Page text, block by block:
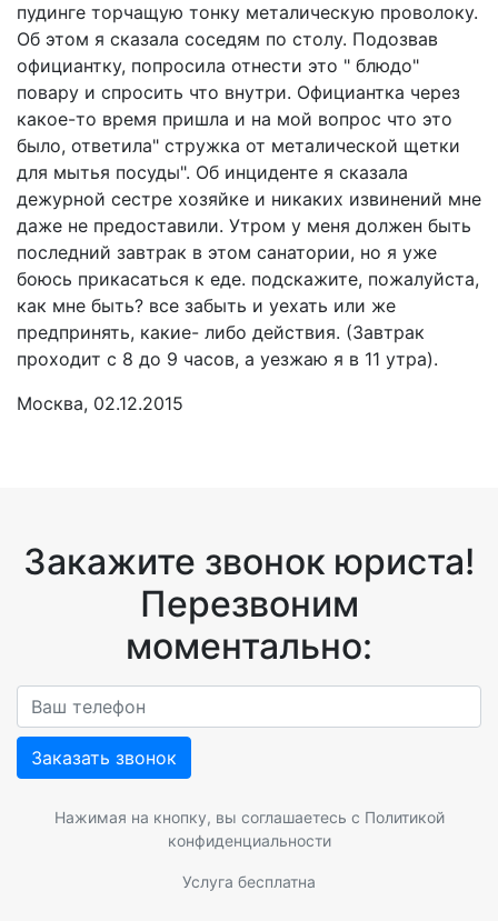
пудинге торчащую тонку металическую проволоку.
Об этом я сказала соседям по столу. Подозвав
официантку, попросила отнести это " блюдо"
повару и спросить что внутри. Официантка через
какое-то время пришла и на мой вопрос что это
было, ответила" стружка от металической щетки
для мытья посуды". Об инциденте я сказала
дежурной сестре хозяйке и никаких извинений мне
даже не предоставили. Утром у меня должен быть
последний завтрак в этом санатории, но я уже
боюсь прикасаться к еде. подскажите, пожалуйста,
как мне быть? все забыть и уехать или же
предпринять, какие- либо действия. (Завтрак
проходит с 8 до 9 часов, а уезжаю я в 11 утра).
Москва, 02.12.2015
Закажите звонок юриста!
Перезвоним
моментально:
Заказать звонок
Нажимая на кнопку, вы соглашаетесь с Политикой
конфиденциальности
Услуга бесплатна